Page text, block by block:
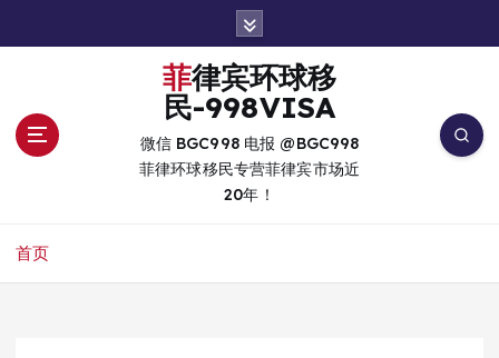
菲律宾环球移
民-998VISA
微信 BGC998 电报 @BGC998
菲律环球移民专营菲律宾市场近
20年！
首页